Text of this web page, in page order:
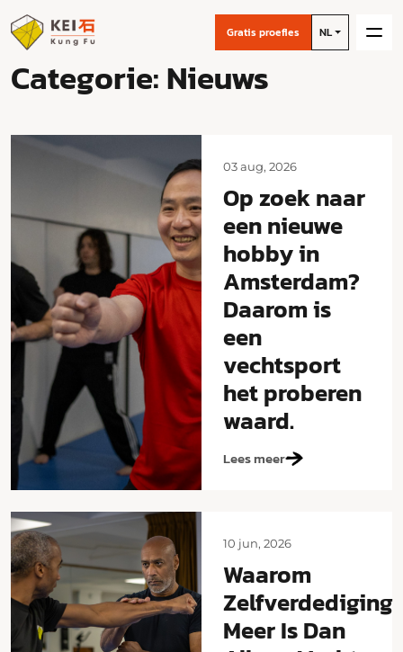
Gratis proefles NL
Categorie:Nieuws
03 aug, 2026
Op zoek naar
een nieuwe
hobby in
Amsterdam?
Daarom is
een
vechtsport
het proberen
waard.
Lees meer
10 jun, 2026
Waarom
Zelfverdediging
Meer Is Dan